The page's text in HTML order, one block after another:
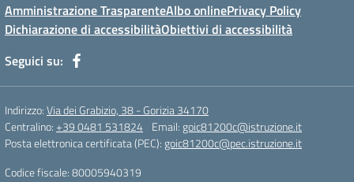
Amministrazione TrasparenteAlbo onlinePrivacy Policy
Dichiarazione di accessibilitàObiettivi di accessibilità
Seguici su:
Indirizzo:Via dei Grabizio, 38 - Gorizia 34170
Centralino:+39 0481 531824 Email: goic81200c@istruzione.it
Posta elettronica certificata (PEC): goic81200c@pec.istruzione.it
Codice fiscale: 80005940319